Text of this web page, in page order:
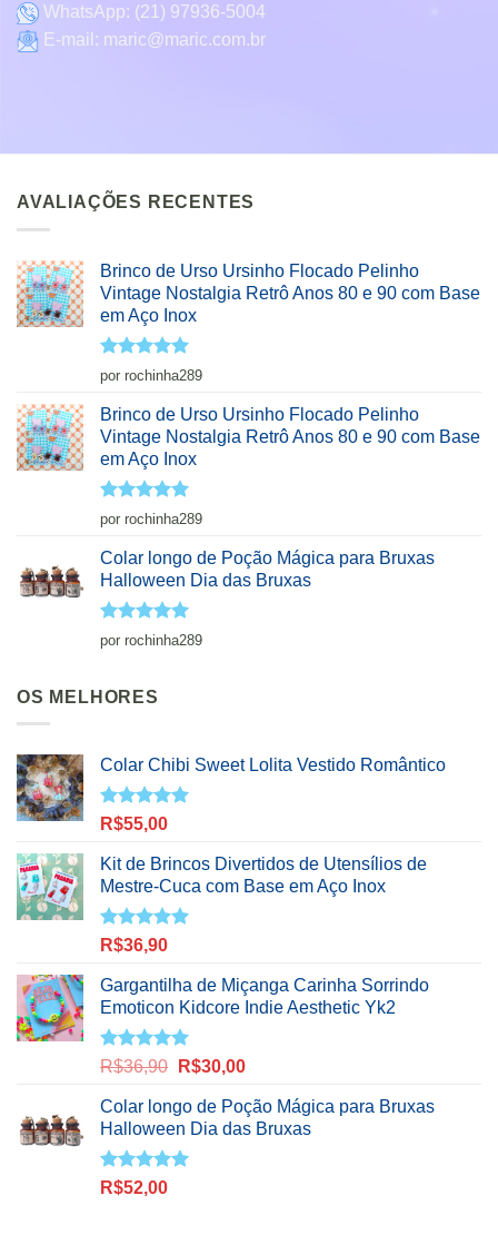
WhatsApp: (21) 97936-5004
E-mail: maric@maric.com.br
AVALIAÇÕES RECENTES
Brinco de Urso Ursinho Flocado Pelinho
Vintage Nostalgia Retrô Anos 80 e 90 com Base
em Aço Inox
Avaliação5
de 5
por rochinha289
Brinco de Urso Ursinho Flocado Pelinho
Vintage Nostalgia Retrô Anos 80 e 90 com Base
em Aço Inox
Avaliação5
de 5
por rochinha289
Colar longo de Poção Mágica para Bruxas
Halloween Dia das Bruxas
Avaliação5
de 5
por rochinha289
OS MELHORES
Colar Chibi Sweet Lolita Vestido Romântico
Avaliação
R$55,00
Kit de Brincos Divertidos de Utensílios de
Mestre-Cuca com Base em Aço Inox
Avaliação
R$36,90
Gargantilha de Miçanga Carinha Sorrindo
Emoticon Kidcore Indie Aesthetic Yk2
Avaliação
R$36,90 O
original
era:
R$36,90.
R$30,00O
atual
é:
Colar longo de Poção Mágica para Bruxas
Halloween Dia das Bruxas
Avaliação
R$52,00